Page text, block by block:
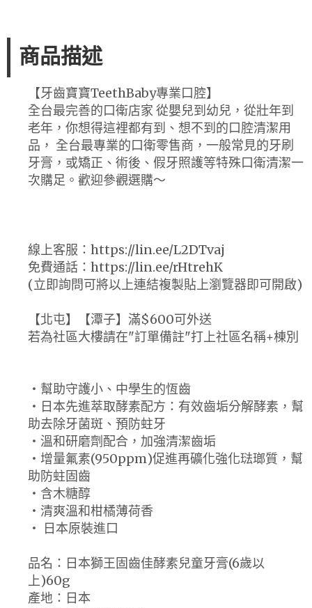
商品描述
【牙齒寶寶TeethBaby專業口腔】
全台最完善的口衛店家 從嬰兒到幼兒，從壯年到
老年，你想得這裡都有到、想不到的口腔清潔用
品， 全台最專業的口衛零售商，一般常見的牙刷
牙膏，或矯正、術後、假牙照護等特殊口衛清潔一
次購足。歡迎參觀選購～
線上客服：https://lin.ee/L2DTvaj
免費通話：https://lin.ee/rHtrehK
(立即詢問可將以上連結複製貼上瀏覽器即可開啟)
【北屯】【潭子】滿$600可外送
若為社區大樓請在"訂單備註"打上社區名稱+棟別
・幫助守護小、中學生的恆齒
・日本先進萃取酵素配方：有效齒垢分解酵素，幫
助去除牙菌斑、預防蛀牙
・溫和研磨劑配合，加強清潔齒垢
・增量氟素(950ppm)促進再礦化強化琺瑯質，幫
助防蛀固齒
・含木糖醇
・清爽溫和柑橘薄荷香
・ 日本原裝進口
品名：日本獅王固齒佳酵素兒童牙膏(6歲以
上)60g
產地：日本